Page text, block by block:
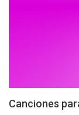
Canciones